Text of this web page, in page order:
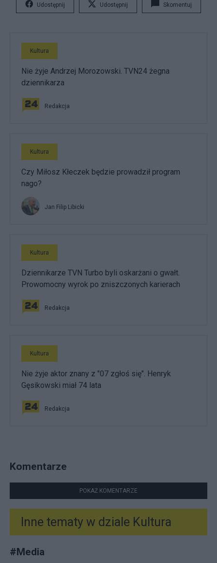
Udostępnij Udostępnij Skomentuj
Kultura
Nie żyje Andrzej Morozowski. TVN24 żegna
dziennikarza
Redakcja
Kultura
Czy Miłosz Kłeczek będzie prowadził program
nago?
Jan Filip Libicki
Kultura
Dziennikarze TVN Turbo byli oskarżani o gwałt.
Prowomocny wyrok po zniszczonych karierach
Redakcja
Kultura
Nie żyje aktor znany z "07 zgłoś się". Henryk
Gęsikowski miał 74 lata
Redakcja
Komentarze
POKAŻ KOMENTARZE
Inne tematy w dziale Kultura
#Media